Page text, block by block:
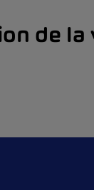
de